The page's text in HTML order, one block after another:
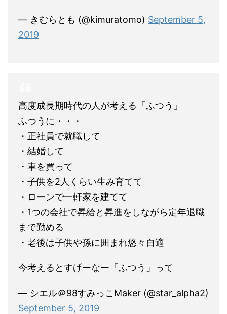
— きむらとも (@kimuratomo) September 5,
2019
高度成長期時代の人が考える「ふつう」
ふつうに・・・
・正社員で就職して
・結婚して
・車を買って
・子供を2人くらい生み育てて
・ローンで一軒家を建てて
・1つの会社で昇給と昇進をしながら定年退職
まで勤める
・老後は子供や孫に囲まれ悠々自適
今考えるとすげーなー「ふつう」って
— シエル＠98すみっこMaker (@star_alpha2)
September 5, 2019